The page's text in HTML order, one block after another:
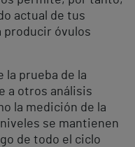
actual de tus
producir óvulos
la prueba de la
a otros análisis
la medición de la
se mantienen
de todo el ciclo